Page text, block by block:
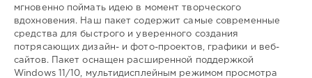
мгновенно поймать идею в момент творческого
вдохновения. Наш пакет содержит самые современные
средства для быстрого и уверенного создания
потрясающих дизайн- и фото-проектов, графики и веб-
сайтов. Пакет оснащен расширенной поддержкой
Windows 11/10, мультидисплейным режимом просмотра